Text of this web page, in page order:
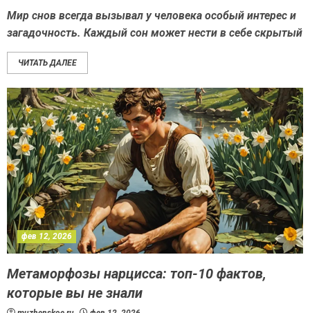
Мир снов всегда вызывал у человека особый интерес и
загадочность. Каждый сон может нести в себе скрытый
ЧИТАТЬ ДАЛЕЕ
фев 12, 2026
Метаморфозы нарцисса: топ-10 фактов,
которые вы не знали